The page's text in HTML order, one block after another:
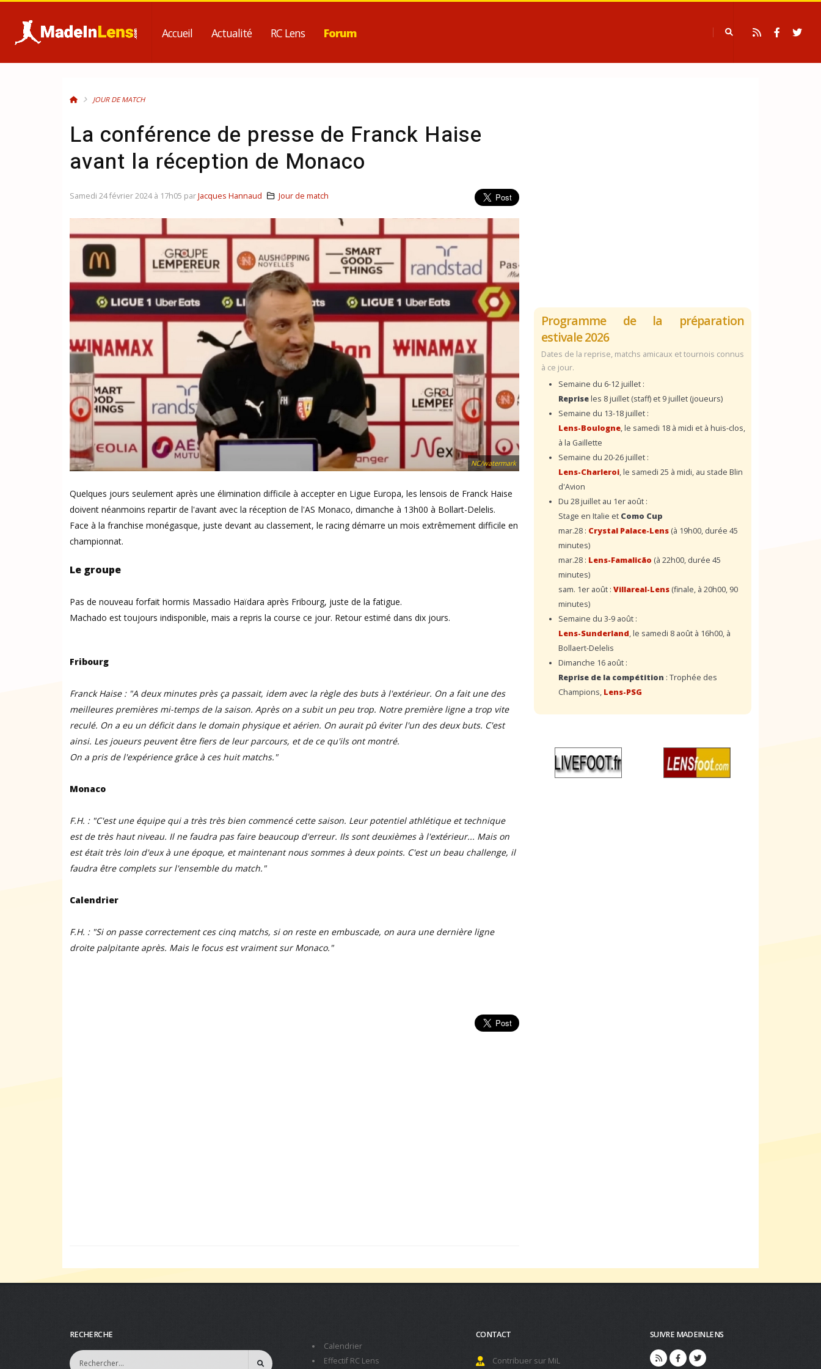
Accueil Actualité RC Lens Forum
JOUR DE MATCH
La conférence de presse de Franck Haise
avant la réception de Monaco
NC/watermark
Quelques jours seulement après une élimination difficile à accepter en Ligue Europa, les lensois de Franck Haise
doivent néanmoins repartir de l'avant avec la réception de l'AS Monaco, dimanche à 13h00 à Bollart-Delelis.
Face à la franchise monégasque, juste devant au classement, le racing démarre un mois extrêmement difficile en
championnat.
Le groupe
Pas de nouveau forfait hormis Massadio Haïdara après Fribourg, juste de la fatigue.
Machado est toujours indisponible, mais a repris la course ce jour. Retour estimé dans dix jours.
Fribourg
Franck Haise : "A deux minutes près ça passait, idem avec la règle des buts à l'extérieur. On a fait une des
meilleures premières mi-temps de la saison. Après on a subit un peu trop. Notre première ligne a trop vite
reculé. On a eu un déficit dans le domain physique et aérien. On aurait pû éviter l'un des deux buts. C'est
ainsi. Les joueurs peuvent être fiers de leur parcours, et de ce qu'ils ont montré.
On a pris de l'expérience grâce à ces huit matchs."
Monaco
F.H. : "C'est une équipe qui a très très bien commencé cette saison. Leur potentiel athlétique et technique
est de très haut niveau. Il ne faudra pas faire beaucoup d'erreur. Ils sont deuxièmes à l'extérieur... Mais on
est était très loin d'eux à une époque, et maintenant nous sommes à deux points. C'est un beau challenge, il
faudra être complets sur l'ensemble du match."
Calendrier
F.H. : "Si on passe correctement ces cinq matchs, si on reste en embuscade, on aura une dernière ligne
droite palpitante après. Mais le focus est vraiment sur Monaco."
Samedi 24 février 2024 à 17h05 parJacques Hannaud Jour de match
Programme de la préparation
estivale 2026
Dates de la reprise, matchs amicaux et tournois connus
à ce jour.
Semaine du 6-12 juillet :
Repriseles 8 juillet (staff) et 9 juillet (joueurs)
Semaine du 13-18 juillet :
Lens-Boulogne, le samedi 18 à midi et à huis-clos,
à la Gaillette
Semaine du 20-26 juillet :
Lens-Charleroi, le samedi 25 à midi, au stade Blin
d'Avion
Du 28 juillet au 1er août :
Stage en Italie et Como Cup
mar.28 : Crystal Palace-Lens (à 19h00, durée 45
minutes)
mar.28 : Lens-Famalicão (à 22h00, durée 45
minutes)
sam. 1er août : Villareal-Lens (finale, à 20h00, 90
minutes)
Semaine du 3-9 août :
Lens-Sunderland, le samedi 8 août à 16h00, à
Bollaert-Delelis
Dimanche 16 août :
Reprise de la compétition : Trophée des
Champions, Lens-PSG
RECHERCHE
Calendrier
Effectif RC Lens
CONTACT
Contribuer sur MiL
SUIVRE MADEINLENS